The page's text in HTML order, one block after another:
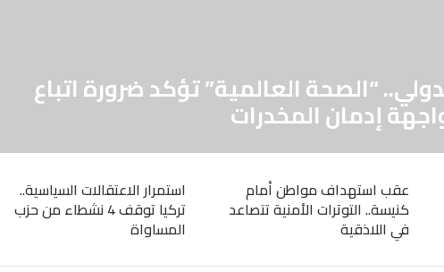
“الصحة العالمية” تؤكد ضرورة اتباع
إدمان المخدرات
عقب استهداف مواطن أمام
كنيسة.. التوترات الأمنية تتصاعد
في اللاذقية
استمرار الاعتقالات السياسية..
تركيا توقف 4 نشطاء من حزب
المساواة